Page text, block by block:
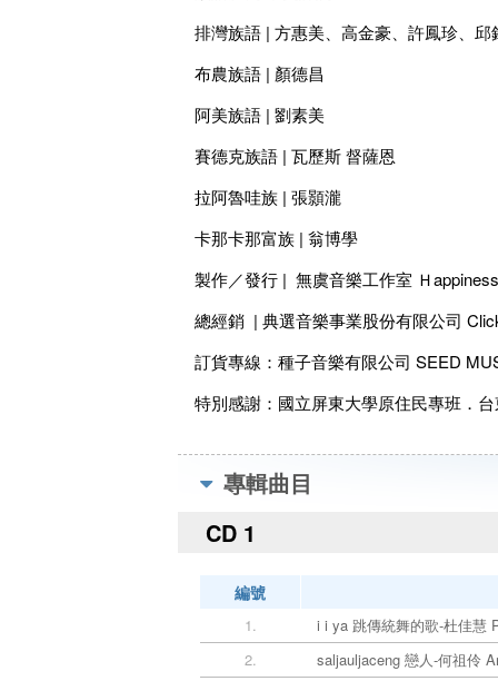
排灣族語 | 方惠美、高金豪、許鳳珍、邱
布農族語 | 顏德昌
阿美族語 | 劉素美
賽德克族語 | 瓦歷斯 督薩恩
拉阿魯哇族 | 張顥瀧
卡那卡那富族 | 翁博學
製作／發行 | 無虞音樂工作室 Ｈ
總經銷 | 典選音樂事業股份有限公司
訂貨專線：種子音樂有限公司 SEED
特別感謝：國立屏東大學原住民專班．
專輯曲目
CD 1
編號
1.
i i ya 跳傳統舞的歌-杜佳慧
2.
saljauljaceng 戀人-何祖伶